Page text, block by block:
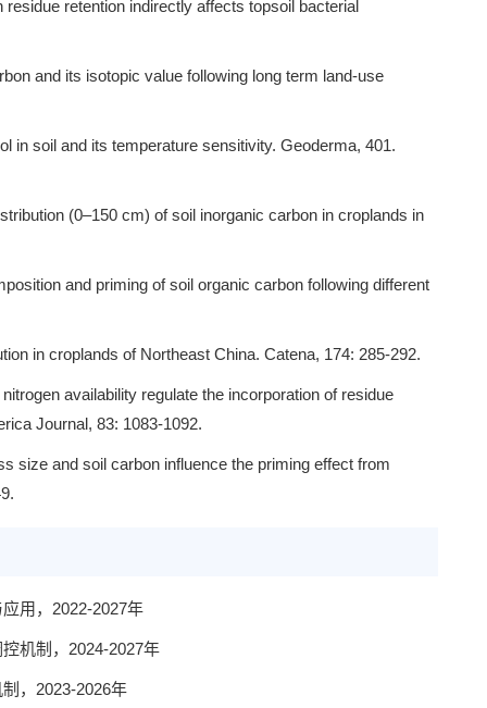
retention indirectly affects topsoil bacterial
and its isotopic value following long term land-use
in soil and its temperature sensitivity. Geoderma, 401.
(0–150 cm) of soil inorganic carbon in croplands in
and priming of soil organic carbon following different
in croplands of Northeast China. Catena, 174: 285-292.
availability regulate the incorporation of residue
Journal, 83: 1083-1092.
size and soil carbon influence the priming effect from
用，2022-2027年
机制，2024-2027年
，2023-2026年